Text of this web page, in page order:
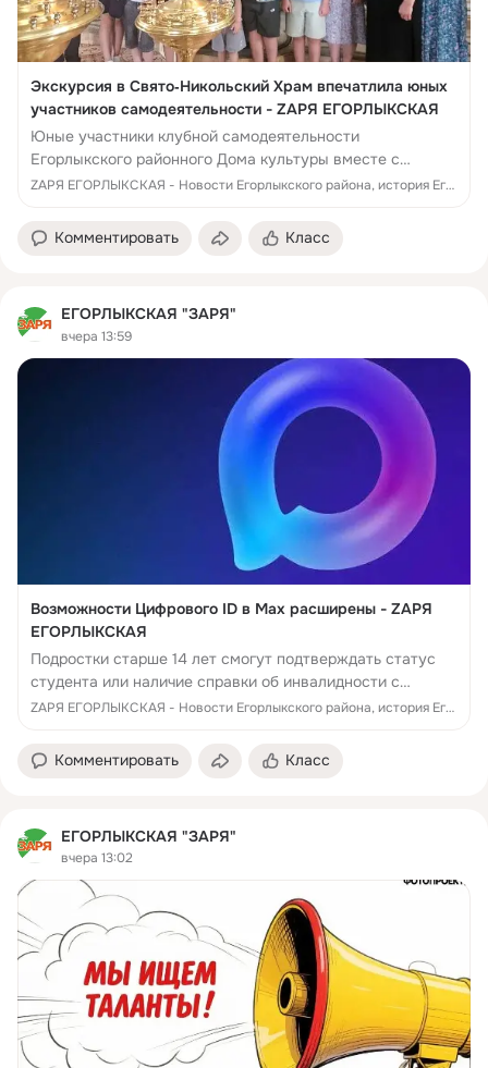
Экскурсия в Свято‑Никольский Храм впечатлила юных
участников самодеятельности - ZАРЯ ЕГОРЛЫКСКАЯ
Юные участники клубной самодеятельности
Егорлыкского районного Дома культуры вместе с
руководителем объединений декоративно-прикладного ZАРЯ ЕГОРЛЫКСКАЯ - Новости Егорлыкского района, история Егорлыкского района, памятники, люди, достижения, события Егорлыкского района
Комментировать Класс
ЕГОРЛЫКСКАЯ "ЗАРЯ"
вчера 13:59
Возможности Цифрового ID в Мах расширены - ZАРЯ
ЕГОРЛЫКСКАЯ
Подростки старше 14 лет смогут подтверждать статус
студента или наличие справки об инвалидности с
помощью Цифрового ID в мессенджере Мах. Он
использов...
ZАРЯ ЕГОРЛЫКСКАЯ - Новости Егорлыкского района, история Егорлыкского района, памятники, люди, достижения, события Егорлыкского района
Комментировать Класс
ЕГОРЛЫКСКАЯ "ЗАРЯ"
вчера 13:02